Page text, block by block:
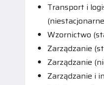
Transport i
Wzornictwo
Zarządzanie
Zarządzanie
Zarządzanie i